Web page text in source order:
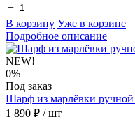
−
В корзину Уже в корзине
Подробное описание
NEW!
0%
Под заказ
Шарф из марлёвки
1 890 ₽ / шт